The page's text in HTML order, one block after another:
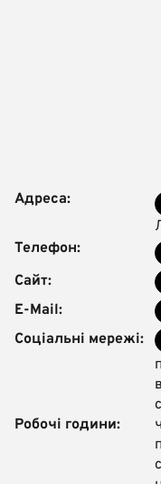
Адреса:
Телефон:
Сайт:
E-Mail:
Соціальні мережі:
Робочі години: